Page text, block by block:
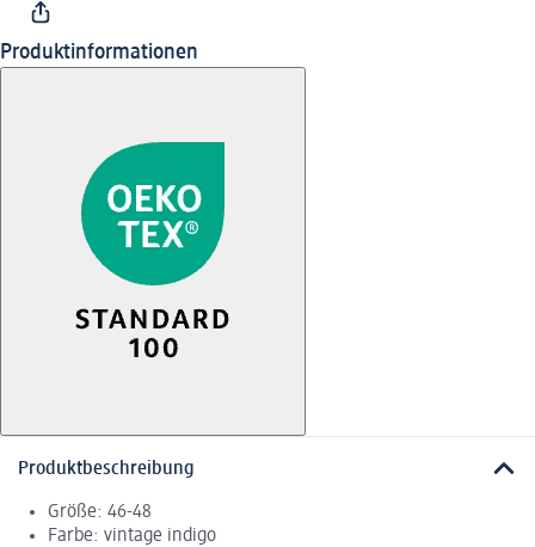
Produktinformationen
Produktbeschreibung
Größe: 46-48
Farbe: vintage indigo